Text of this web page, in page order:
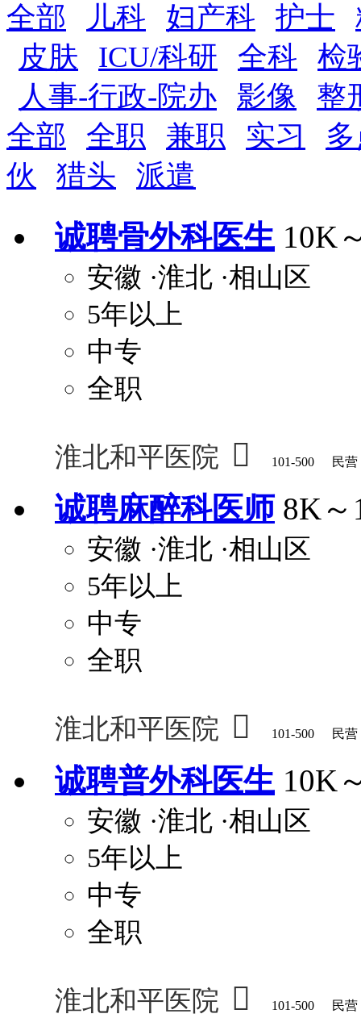
薪资与社保
五险 住房公积金 企业
全勤奖 加班补助 全薪病假 股票
法定节假日三薪 工龄奖 带薪年假 年终
晋升与政策
8小时工作制 周末双休
关怀与福利
包住 包吃 住房补贴
定期团建 节日福利
解决户口
员工旅游
全部 儿科 妇产科 护士
皮肤
ICU/科研 全科
检
人事-行政-院办
影像
整
全部
全职 兼职 实习
伙
猎头 派遣
诚聘骨外科医生 10K
安徽 ·淮北 ·相山区
5年以上
中专
全职
淮北和平医院  101-500 民营
诚聘麻醉科医师 8K～
安徽 ·淮北 ·相山区
5年以上
中专
全职
淮北和平医院  101-500 民营
诚聘普外科医生 10K
安徽 ·淮北 ·相山区
5年以上
中专
全职
淮北和平医院  101-500 民营